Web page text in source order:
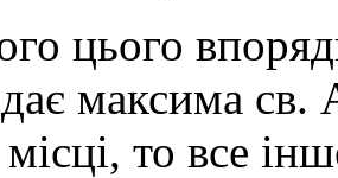
цього
максима
то все